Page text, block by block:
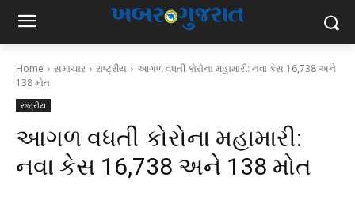
Home સમાચાર રાષ્ટ્રીય
આગળ વધતી કોરોના મહામારી: નવા કેસ 16,738 અને
138 મોત
રાષ્ટ્રીય
આગળ વધતી કોરોના મહામારી:
નવા કેસ 16,738 અને 138 મોત